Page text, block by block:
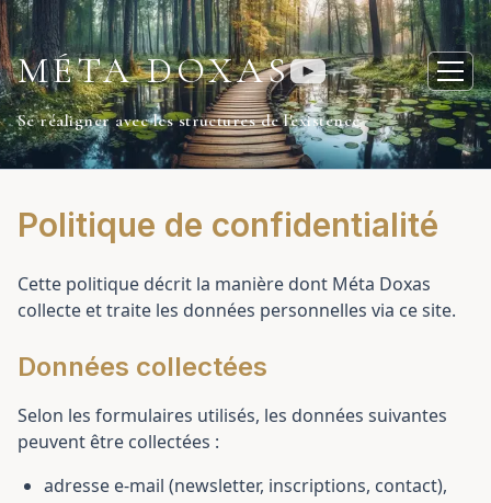
MÉTA DOXAS
Se réaligner avec les structures de l'existence
Politique de confidentialité
Cette politique décrit la manière dont Méta Doxas
collecte et traite les données personnelles via ce site.
Données collectées
Selon les formulaires utilisés, les données suivantes
peuvent être collectées :
adresse e-mail (newsletter, inscriptions, contact),